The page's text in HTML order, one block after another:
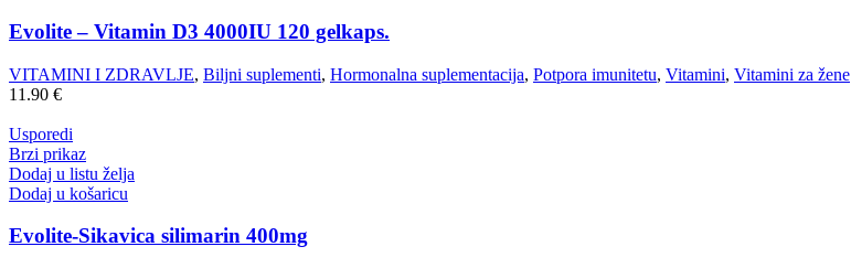
Evolite – Vitamin D3 4000IU 120 gelkaps.
VITAMINI I ZDRAVLJE, Biljni suplementi, Hormonalna suplementacija, Potpora imunitetu, Vitamini, Vitamini za žene
11.90 €
Usporedi
Brzi prikaz
Dodaj u listu želja
Dodaj u košaricu
Evolite-Sikavica silimarin 400mg